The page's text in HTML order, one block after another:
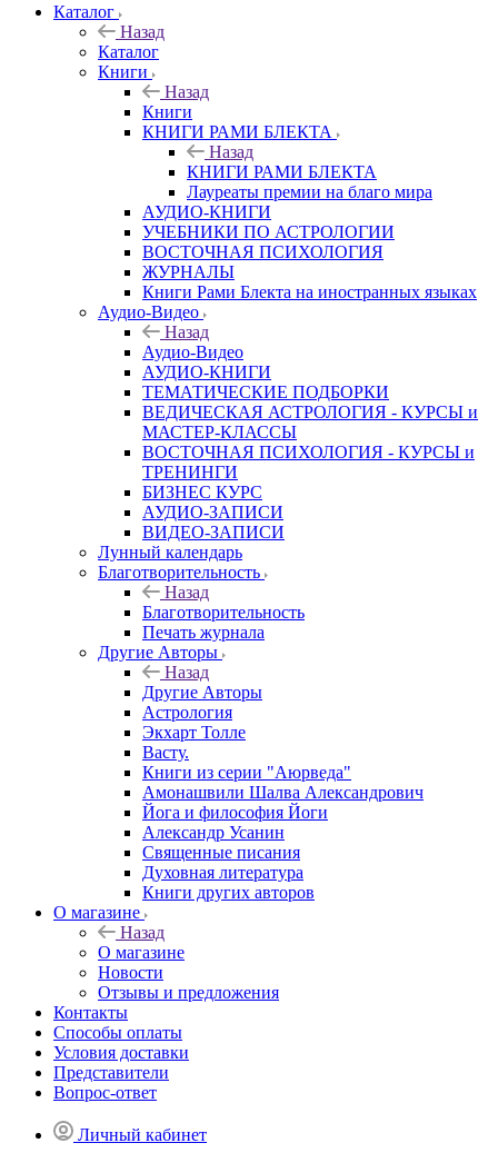
Каталог
Назад
Каталог
Книги
Назад
Книги
КНИГИ РАМИ БЛЕКТА
Назад
КНИГИ РАМИ БЛЕКТА
Лауреаты премии на благо мира
АУДИО-КНИГИ
УЧЕБНИКИ ПО АСТРОЛОГИИ
ВОСТОЧНАЯ ПСИХОЛОГИЯ
ЖУРНАЛЫ
Книги Рами Блекта на иностранных языках
Аудио-Видео
Назад
Аудио-Видео
АУДИО-КНИГИ
ТЕМАТИЧЕСКИЕ ПОДБОРКИ
ВЕДИЧЕСКАЯ АСТРОЛОГИЯ - КУРСЫ и
МАСТЕР-КЛАССЫ
ВОСТОЧНАЯ ПСИХОЛОГИЯ - КУРСЫ и
ТРЕНИНГИ
БИЗНЕС КУРС
АУДИО-ЗАПИСИ
ВИДЕО-ЗАПИСИ
Лунный календарь
Благотворительность
Назад
Благотворительность
Печать журнала
Другие Aвторы
Назад
Другие Aвторы
Астрология
Экхарт Толле
Васту.
Книги из серии "Аюрведа"
Амонашвили Шалва Александрович
Йога и философия Йоги
Александр Усанин
Священные писания
Духовная литература
Книги других авторов
О магазине
Назад
О магазине
Новости
Отзывы и предложения
Контакты
Способы оплаты
Условия доставки
Представители
Вопрос-ответ
Личный кабинет